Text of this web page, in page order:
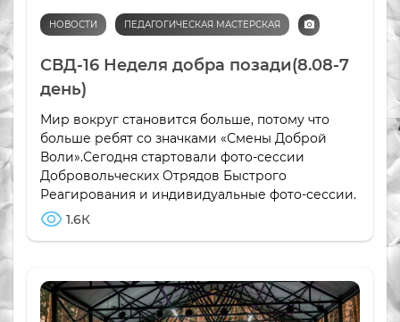
НОВОСТИ ПЕДАГОГИЧЕСКАЯ МАСТЕРСКАЯ
СВД-16 Неделя добра позади(8.08-7
день)
Мир вокруг становится больше, потому что
больше ребят со значками «Смены Доброй
Воли».Сегодня стартовали фото-сессии
Добровольческих Отрядов Быстрого
Реагирования и индивидуальные фото-сессии.
1.6К